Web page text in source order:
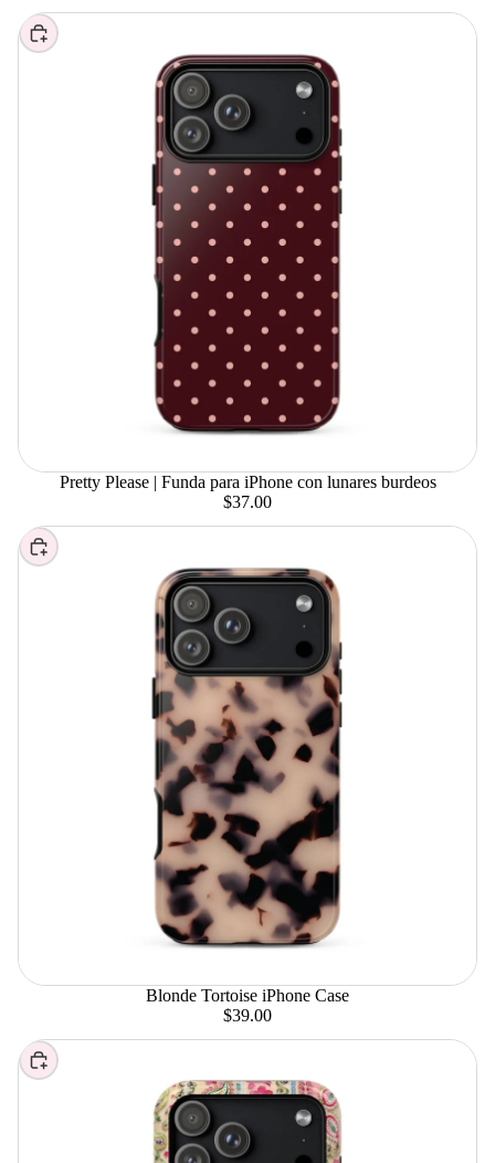
Elegir
Pretty Please | Funda para iPhone con lunares burdeos
$37.00
Elegir
Blonde Tortoise iPhone Case
$39.00
Elegir